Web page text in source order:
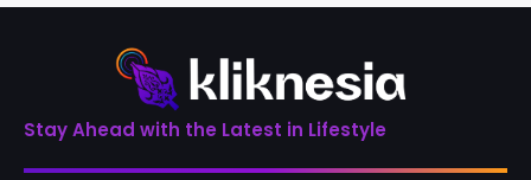
Stay Ahead with the Latest in Lifestyle